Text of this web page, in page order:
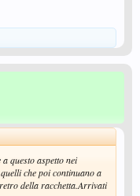
questo aspetto nei
che poi continuano a
della racchetta.Arrivati